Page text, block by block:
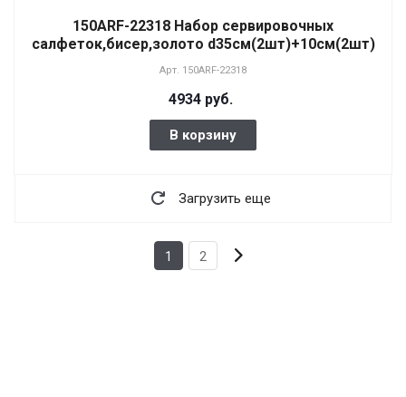
150ARF-22318 Набор сервировочных
салфеток,бисер,золото d35см(2шт)+10см(2шт)
Арт. 150ARF-22318
4934 руб.
В корзину
Загрузить еще
1 2